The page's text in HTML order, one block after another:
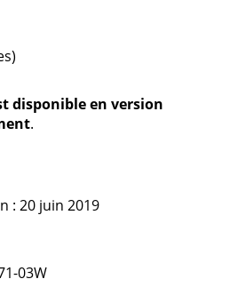
disponible en version
.
: 20 juin 2019
03W